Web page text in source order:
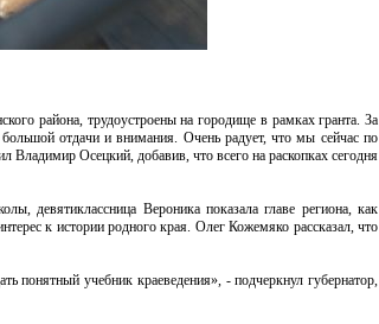
района, трудоустроены на городище в рамках гранта. За
отдачи и внимания. Очень радует, что мы сейчас по
Владимир Осецкий, добавив, что всего на раскопках сегодня
девятиклассница Вероника показала главе региона, как
к истории родного края. Олег Кожемяко рассказал, что
понятный учебник краеведения», - подчеркнул губернатор,